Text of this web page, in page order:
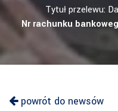
Tytuł przelewu:
Nr rachunku
powrót do newsów